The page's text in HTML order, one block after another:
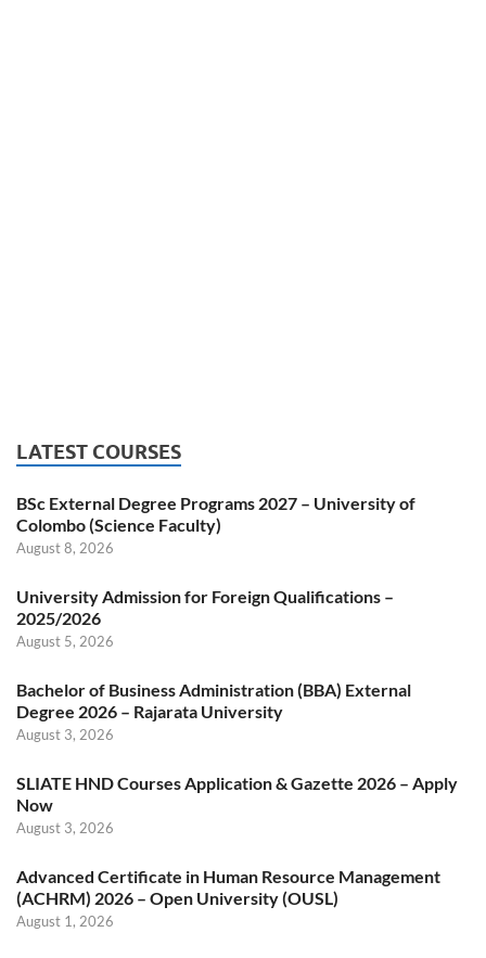
LATEST COURSES
BSc External Degree Programs 2027 – University of
Colombo (Science Faculty)
August 8, 2026
University Admission for Foreign Qualifications –
2025/2026
August 5, 2026
Bachelor of Business Administration (BBA) External
Degree 2026 – Rajarata University
August 3, 2026
SLIATE HND Courses Application & Gazette 2026 – Apply
Now
August 3, 2026
Advanced Certificate in Human Resource Management
(ACHRM) 2026 – Open University (OUSL)
August 1, 2026